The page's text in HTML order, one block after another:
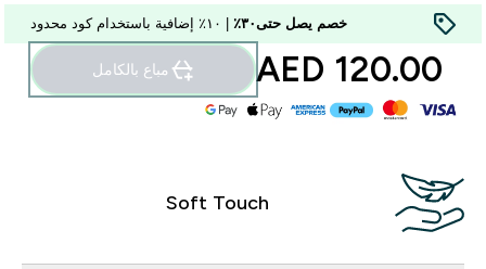
خصم يصل حتى٣٠٪
120.00 AED‎ مباع بالكامل
Soft Touch